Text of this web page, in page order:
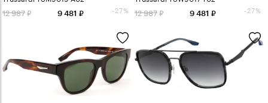
12 987 9 481 -27% 12 987 9 481 -27%